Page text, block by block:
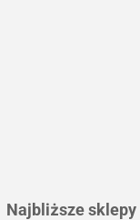
Najbliższe sklepy